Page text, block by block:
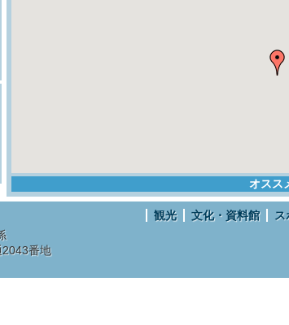
オスス
観光 文化・資料館
2043番地